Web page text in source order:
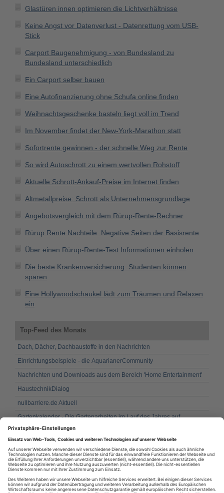
Glastüren innen optimieren die Lichtverhältnisse
Keine Angst vor Datenverlust - Datenrettung vom USB-
Stick
Carport Baugenehmigung - von Bundesland zu
Bundesland unterschiedlich
Ein Carport selber bauen
Eine Autofinanzierung ohne Schufa online finden
Weihnachtsgeschenke basteln liegt voll im Trend
Im November findet der New-York-Marathon statt
Sofortrente gewinnen - der schnelle Weg zur Rente
So wird Autoschrott zu einem wertvollen Rohstoff
Aktuelle Schrott-Ankauf-Preise im Internet finden
Altmetallpreise: Schrott als Unternehmensgrundlage
Angebotsvergleich mit dem Rürup-Rente-Rechner
Rürup Rente Nachteile: Negative Seiten der Basisrente
Über einen Rürup-Rente-Test Informationen einholen
Die beste Krankenversicherung: Studenten können
sparen
Eine Hollywoodschaukel lädt zum Träumen und Relaxen
ein
Top-Feed des Monats
Dach, Dächer, Dachbaustoffe in den Nachrichten
Einrichtungsbeispiele - die AquarianerCommunity
Nachrichten und Downloads aus dem Bereich 'Home Entertainment'
HaustechnikDialog
nullbarriere.de Aktuell
Gartenkalender - Die Gartenarbeiten im Lauf des Jahres auf
pflanzen-kalender.de
Fassadenbau / Gebäudehülle in den Nachrichten
Fenster und Fensterbau in den Nachrichten
Gartentipps.com
Abgasanlage in BAULINKS.de